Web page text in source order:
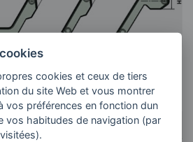
IR-350 M IR-500 M IR-660 M
cookies et ceux de tiers
du site Web et vous montrer
vos préférences en fonction dun
vos habitudes de navigation (par